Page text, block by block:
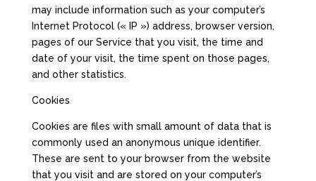
may include information such as your computer’s
Internet Protocol (« IP ») address, browser version,
pages of our Service that you visit, the time and
date of your visit, the time spent on those pages,
and other statistics.
Cookies
Cookies are files with small amount of data that is
commonly used an anonymous unique identifier.
These are sent to your browser from the website
that you visit and are stored on your computer’s